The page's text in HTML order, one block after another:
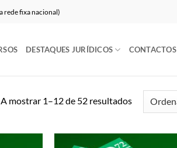
rede fixa nacional)
DESTAQUES JURÍDICOS CONTACTOS
A mostrar 1–12 de 52 resultados